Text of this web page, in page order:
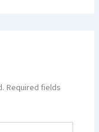
Required fields